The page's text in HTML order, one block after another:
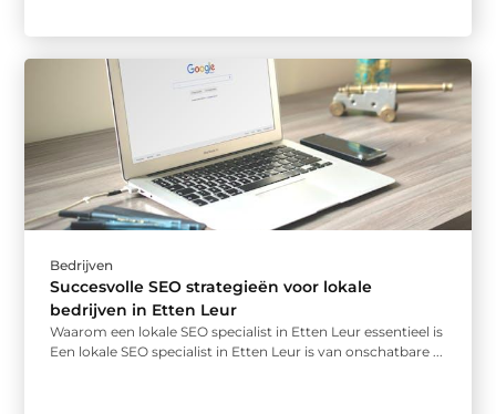
Bedrijven
Succesvolle SEO strategieën voor lokale
bedrijven in Etten Leur
Waarom een lokale SEO specialist in Etten Leur essentieel is
Een lokale SEO specialist in Etten Leur is van onschatbare ...